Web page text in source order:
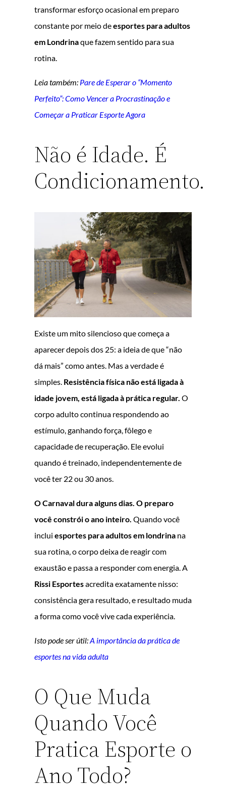
transformar esforço ocasional em preparo
constante por meio deesportes para adultos
em Londrinaque fazem sentido para sua
rotina.
Leia também: Pare de Esperar o “Momento
Perfeito”: Como Vencer a Procrastinação e
Começar a Praticar Esporte Agora
Não é Idade. É
Condicionamento.
Existe um mito silencioso que começa a
aparecer depois dos 25: a ideia de que “não
dá mais” como antes. Mas a verdade é
simples. Resistência física não está ligada à
idade jovem, está ligada à prática regular. O
corpo adulto continua respondendo ao
estímulo, ganhando força, fôlego e
capacidade de recuperação. Ele evolui
quando é treinado, independentemente de
você ter 22 ou 30 anos.
O Carnaval dura alguns dias. O preparo
você constrói o ano inteiro. Quando você
inclui esportes para adultos em londrina na
sua rotina, o corpo deixa de reagir com
exaustão e passa a responder com energia. A
Rissi Esportesacredita exatamente nisso:
consistência gera resultado, e resultado muda
a forma como você vive cada experiência.
Isto pode ser útil:A importância da prática de
esportes na vida adulta
O Que Muda
Quando Você
Pratica Esporte o
Ano Todo?